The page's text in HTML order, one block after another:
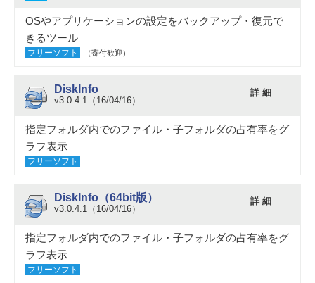
OSやアプリケーションの設定をバックアップ・復元で
きるツール
フリーソフト （寄付歓迎）
DiskInfo
v3.0.4.1（16/04/16）
詳 細
指定フォルダ内でのファイル・子フォルダの占有率をグ
ラフ表示
フリーソフト
DiskInfo（64bit版）
v3.0.4.1（16/04/16）
詳 細
指定フォルダ内でのファイル・子フォルダの占有率をグ
ラフ表示
フリーソフト